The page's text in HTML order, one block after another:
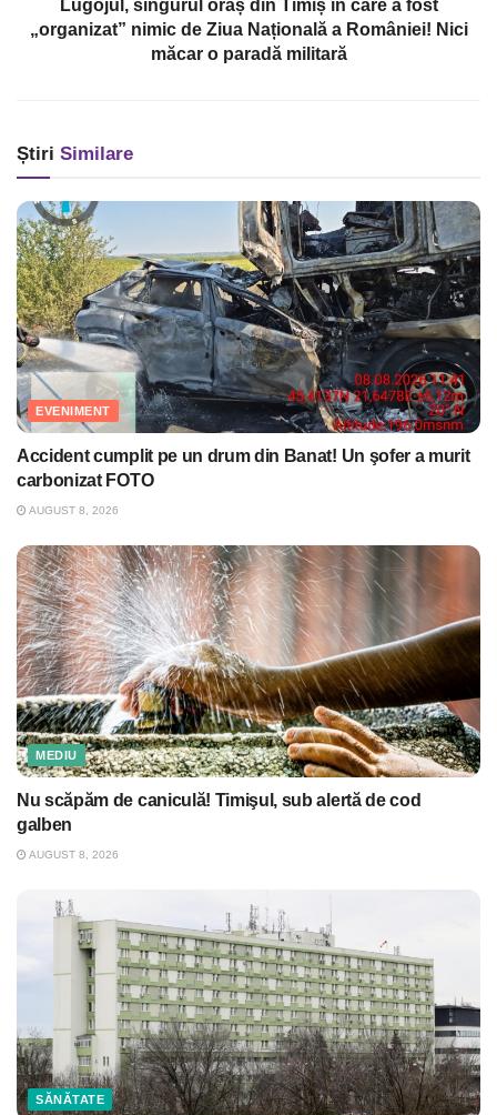
Lugojul, singurul oraș din Timiș în care a fost
„organizat” nimic de Ziua Națională a României! Nici
măcar o paradă militară
Știri Similare
EVENIMENT
Accident cumplit pe un drum din Banat! Un şofer a murit
carbonizat FOTO
AUGUST 8, 2026
MEDIU
Nu scăpăm de caniculă! Timişul, sub alertă de cod
galben
AUGUST 8, 2026
SĂNĂTATE